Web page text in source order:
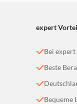
expert
Bei
Beste
Bequeme